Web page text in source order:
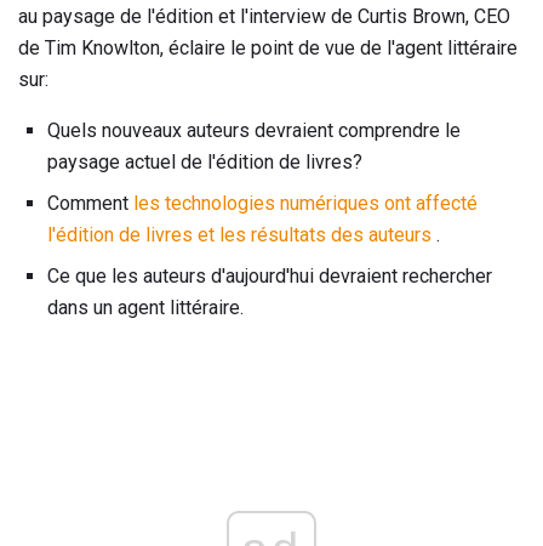
au paysage de l'édition et l'interview de Curtis Brown, CEO
de Tim Knowlton, éclaire le point de vue de l'agent littéraire
sur:
Quels nouveaux auteurs devraient comprendre le
paysage actuel de l'édition de livres?
Comment les technologies numériques ont affecté
l'édition de livres et les résultats des auteurs .
Ce que les auteurs d'aujourd'hui devraient rechercher
dans un agent littéraire.